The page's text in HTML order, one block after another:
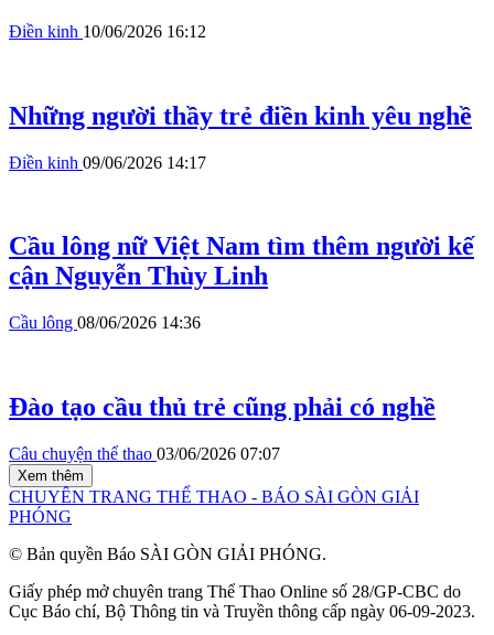
Điền kinh 10/06/2026 16:12
Những người thầy trẻ điền kinh yêu nghề
Điền kinh 09/06/2026 14:17
Cầu lông nữ Việt Nam tìm thêm người kế
cận Nguyễn Thùy Linh
Cầu lông 08/06/2026 14:36
Đào tạo cầu thủ trẻ cũng phải có nghề
Câu chuyện thể thao 03/06/2026 07:07
Xem thêm
CHUYÊN TRANG THỂ THAO - BÁO SÀI GÒN GIẢI
PHÓNG
© Bản quyền Báo SÀI GÒN GIẢI PHÓNG.
Giấy phép mở chuyên trang Thể Thao Online số 28/GP-CBC do
Cục Báo chí, Bộ Thông tin và Truyền thông cấp ngày 06-09-2023.